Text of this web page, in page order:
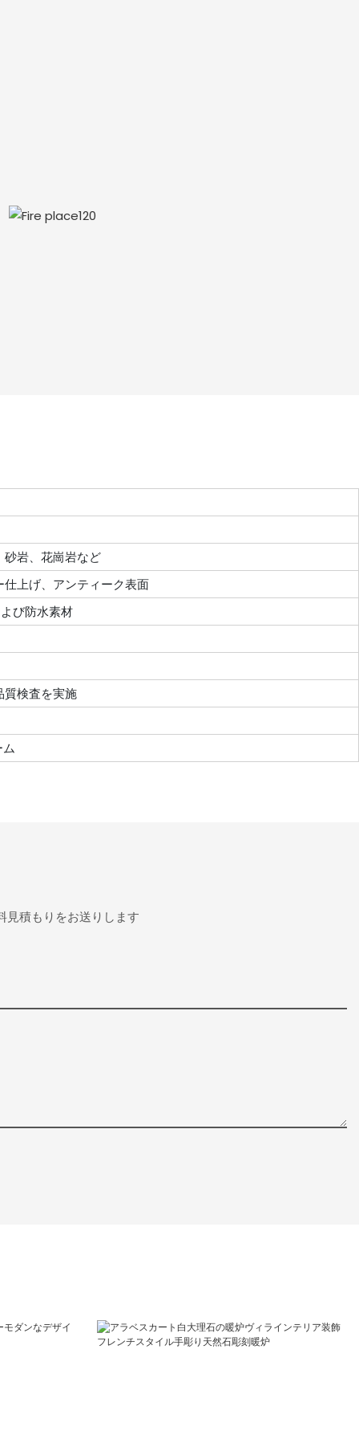
岩、花崗岩など
上げ、アンティーク表面
び防水素材
質検査を実施
見積もりをお送りします